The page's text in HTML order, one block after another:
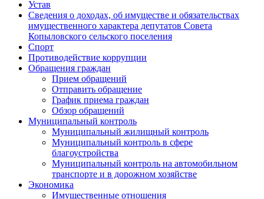
Устав
Сведения о доходах, об имуществе и обязательствах
имущественного характера депутатов Совета
Копыловского сельского поселения
Спорт
Противодействие коррупции
Обращения граждан
Прием обращений
Отправить обращение
График приема граждан
Обзор обращений
Муниципальный контроль
Муниципальный жилищный контроль
Муниципальный контроль в сфере
благоустройства
Муниципальный контроль на автомобильном
транспорте и в дорожном хозяйстве
Экономика
Имущественные отношения